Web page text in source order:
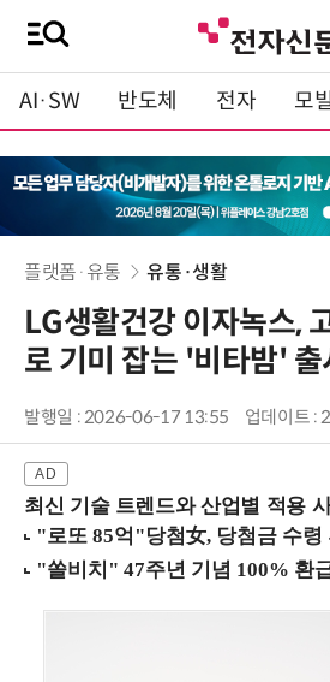
AI·SW 반도체 전자 모
플랫폼·유통 유통·생활
LG생활건강 이자녹스,
로 기미 잡는 '비타밤' 출
발행일 : 2026-06-17 13:55 업데이트 :
최신 기술 트렌드와 산업별 적용 사례, 실질적인 실행